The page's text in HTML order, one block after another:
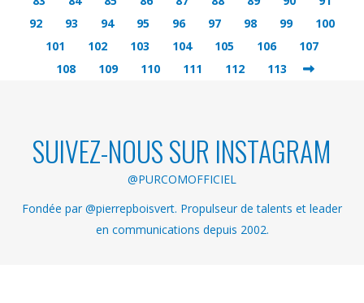
92
93 94 95 96 97 98 99
100
101
102 103 104 105 106
107
108
109 110 111 112 113
SUIVEZ-NOUS SUR INSTAGRAM
@PURCOMOFFICIEL
Fondée par @pierrepboisvert. Propulseur de talents et leader
en communications depuis 2002.